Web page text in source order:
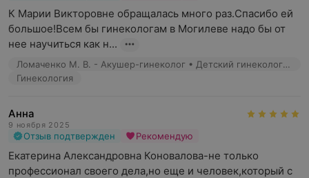
К Марии Викторовне обращалась много раз.Спасибо ей
большое!Всем бы гинекологам в Могилеве надо бы от
нее научиться как н...
​Ломаченко М. В. - Акушер-гинеколог • Детский гинеколог • Врач УЗД
Гинекология
Анна
9 ноября 2025
Отзыв подтвержден Рекомендую
Екатерина Александровна Коновалова-не только
профессионал своего дела,но еще и человек,который с